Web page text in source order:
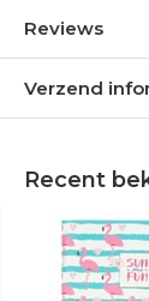
Reviews
Verzend
Recent